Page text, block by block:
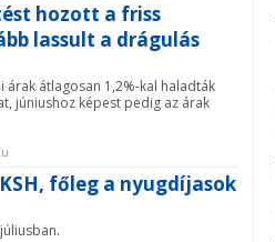
hozott a friss
lassult a drágulás
árak átlagosan 1,2%-kal haladták
júniushoz képest pedig az árak
főleg a nyugdíjasok